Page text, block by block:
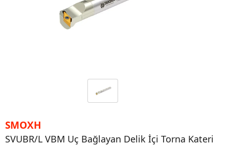
SMOXH
SVUBR/L VBM Uç Bağlayan Delik İçi Torna Kateri